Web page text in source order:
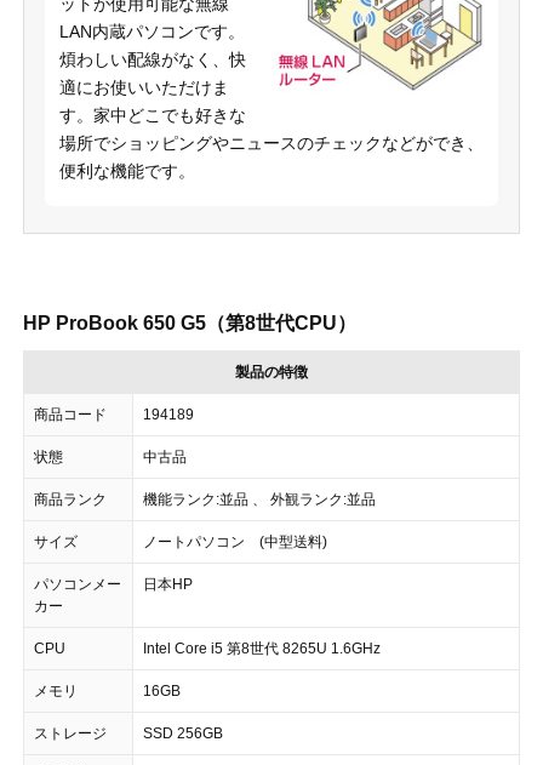
LAN内蔵パソコンです。
煩わしい配線がなく、快
適にお使いいただけま
す。家中どこでも好きな
場所でショッピングやニュースのチェックなどができ、
便利な機能です。
HP ProBook 650 G5（第8世代CPU）
製品の特徴
商品コード 194189
状態 中古品
商品ランク 機能ランク:並品 、 外観ランク:並品
サイズ ノートパソコン (中型送料)
パソコンメー
カー
日本HP
CPU Intel Core i5 第8世代 8265U 1.6GHz
メモリ 16GB
ストレージ SSD 256GB